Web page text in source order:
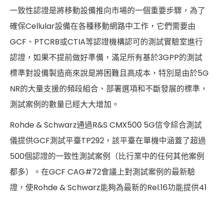
一致性認證是將移動設備推向市場的一個重要步驟，為了
確保Cellular設備在各種移動網路中工作，它們需要由
GCF、PTCRB或CTIA等認證機構認可的測試實驗室進行
認證，如果不提前做好準備，滿足所有基於3GPP的測試
標準對設備製造商來說是將困難且高成本，特別是由於5G
NR的大量支援的頻段組合、部署選項和不斷發展的標準，
測試案例的數量已經大大增加。
Rohde & Schwarz通過R&S CMX500 5G信令綜合測試
儀提供GCF測試平臺TP292，該平臺在單機中涵蓋了超過
500個認證的一致性測試案例（比行業中的任何其他案例
都多）。在GCF CAG#72會議上對測試案例的最新驗
證，使Rohde & Schwarz能夠為最新的Rel.16功能提供41